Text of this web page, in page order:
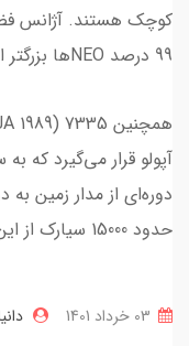
99 درصد NEO‌ها بزرگتر است.
آپولو قرار می‌گیرد که
دوره‌ای از مدار زمین
حدود 15000 سیارک از این دست را می‌شناسند.